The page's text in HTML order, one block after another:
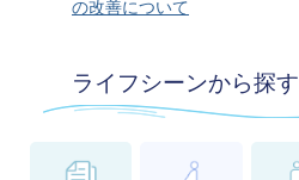
の改善について
ライフシーンから探す